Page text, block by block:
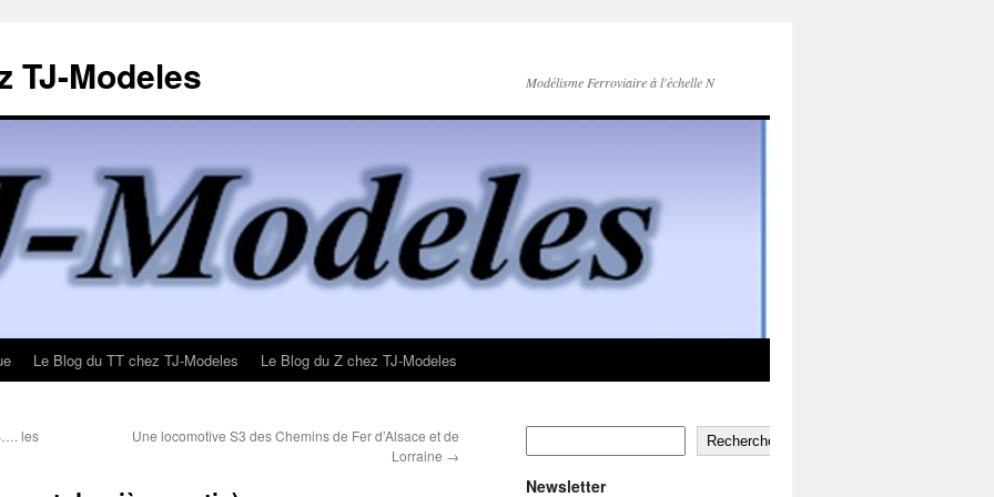
TJ-Modeles Modélisme Ferroviaire à l'échelle N
Le Blog du TT chez TJ-Modeles Le Blog du Z chez TJ-Modeles
les
Une locomotive S3 des Chemins de Fer d’Alsace et de
Lorraine →
Rechercher
Newsletter